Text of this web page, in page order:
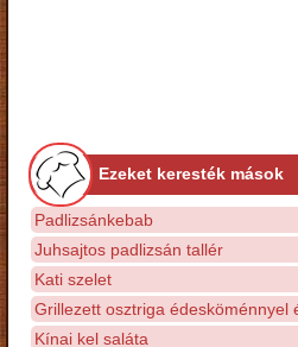
Ezeket keresték mások
Padlizsánkebab
Juhsajtos padlizsán tallér
Kati szelet
Grillezett osztriga édesköménnyel
Kínai kel saláta